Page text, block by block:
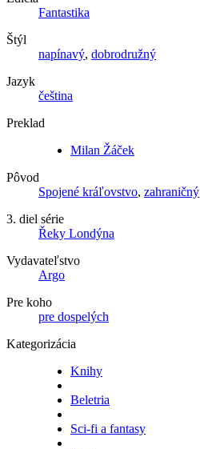
Fantastika
Štýl
napínavý, dobrodružný
Jazyk
čeština
Preklad
Milan Žáček
Pôvod
Spojené kráľovstvo, zahraničný
3. diel série
Řeky Londýna
Vydavateľstvo
Argo
Pre koho
pre dospelých
Kategorizácia
Knihy
Beletria
Sci-fi a fantasy